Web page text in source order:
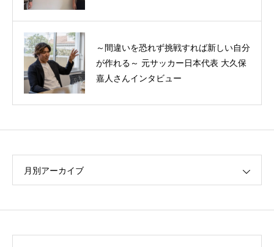
～間違いを恐れず挑戦すれば新しい自分
が作れる～ 元サッカー日本代表 大久保
嘉人さんインタビュー
MBA1年目を振り返る―10年追い続けた
夢が叶うまで、そしてその後の軌跡
月別アーカイブ